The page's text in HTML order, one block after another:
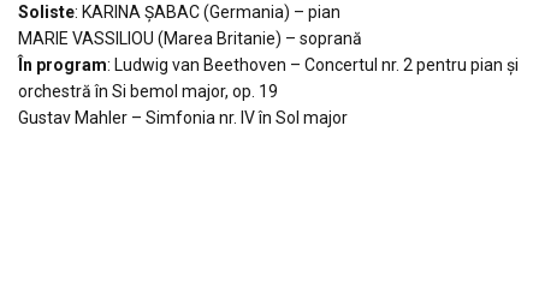
Soliste: KARINA ŞABAC (Germania) – pian
MARIE VASSILIOU (Marea Britanie) – soprană
În program: Ludwig van Beethoven – Concertul nr. 2 pentru pian şi
orchestră în Si bemol major, op. 19
Gustav Mahler – Simfonia nr. IV în Sol major